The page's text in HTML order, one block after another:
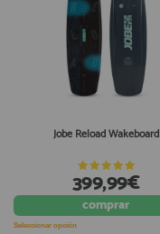
Jobe Reload Wakeboard
399,99€
comprar
Seleccionar opción